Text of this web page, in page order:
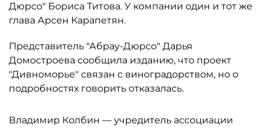
Дюрсо" Бориса Титова. У компании один и тот же
глава Арсен Карапетян.
Представитель "Абрау-Дюрсо" Дарья
Домостроева сообщила изданию, что проект
"Дивноморье" связан с виноградорством, но о
подробностях говорить отказалась.
Владимир Колбин — учредитель ассоциации